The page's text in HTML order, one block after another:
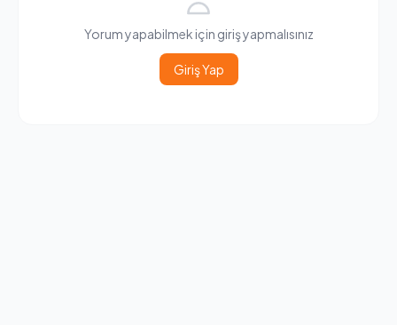
Yorum yapabilmek için giriş yapmalısınız
Giriş Yap